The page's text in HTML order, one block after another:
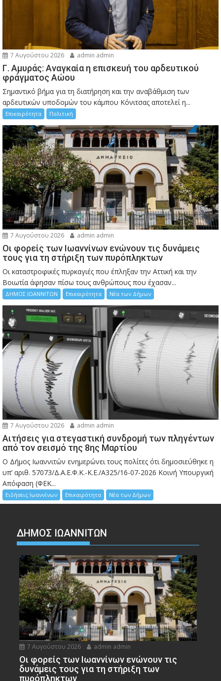
7 Αυγούστου 2026 admin admin
Γ. Αμυράς: Αναγκαία η επισκευή του αρδευτικού
φράγματος Αώου
Σημαντικό βήμα για τη διατήρηση και την αναβάθμιση των
αρδευτικών υποδομών του κάμπου Κόνιτσας αποτελεί η...
Επικαιρότητα Πολιτική
7 Αυγούστου 2026 admin admin
Οι φορείς των Ιωαννίνων ενώνουν τις δυνάμεις
τους για τη στήριξη των πυρόπληκτων
Οι καταστροφικές πυρκαγιές που έπληξαν την Αττική και την
Bοιωτία άφησαν πίσω τους ανθρώπους που έχασαν...
ΔΗΜΟΣ ΙΩΑΝΝΙΤΩΝ Επικαιρότητα Νέα των Δήμων
7 Αυγούστου 2026 admin admin
Αιτήσεις για στεγαστική συνδρομή των πληγέντων
από τον σεισμό της 8ης Μαρτίου
Ο Δήμος Ιωαννιτών ενημερώνει τους πολίτες ότι δημοσιεύθηκε η
υπ’ αριθ. 57073/Δ.Α.Ε.Φ.Κ.-Κ.Ε./Α325/16-07-2026 Κοινή Υπουργική
Απόφαση (ΦΕΚ...
Ειδήσεις Ιωαννίνων Επικαιρότητα Νέα των Δήμων
ΔΗΜΟΣ ΙΩΑΝΝΙΤΩΝ
7 Αυγούστου 2026 admin admin
Οι φορείς των Ιωαννίνων ενώνουν τις
δυνάμεις τους για τη στήριξη των
πυρόπληκτων